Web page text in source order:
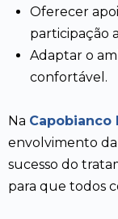
Oferecer
participação
Adaptar o
confortável.
Na Capobianco
envolvimento
sucesso do
para que todos